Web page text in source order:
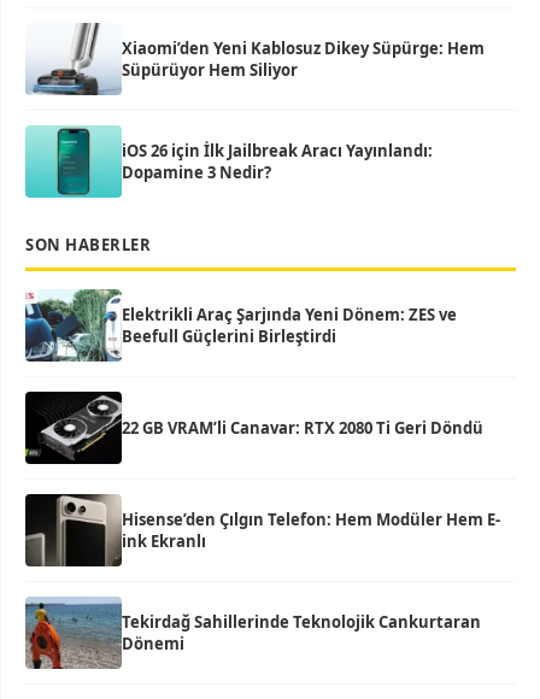
Xiaomi’den Yeni Kablosuz Dikey Süpürge: Hem
Süpürüyor Hem Siliyor
iOS 26 için İlk Jailbreak Aracı Yayınlandı:
Dopamine 3 Nedir?
SON HABERLER
Elektrikli Araç Şarjında Yeni Dönem: ZES ve
Beefull Güçlerini Birleştirdi
22 GB VRAM’li Canavar: RTX 2080 Ti Geri Döndü
Hisense’den Çılgın Telefon: Hem Modüler Hem E-
ink Ekranlı
Tekirdağ Sahillerinde Teknolojik Cankurtaran
Dönemi